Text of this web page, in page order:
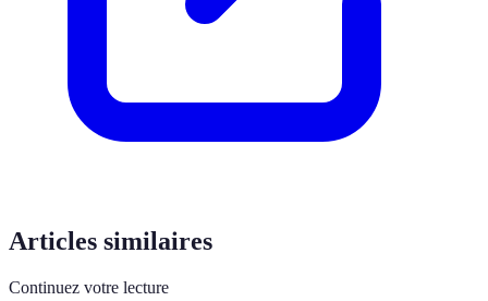
Articles similaires
Continuez votre lecture